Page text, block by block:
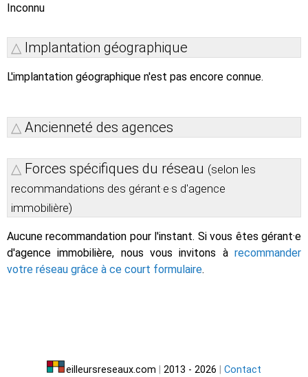
Inconnu
Implantation géographique
L'implantation géographique n'est pas encore connue.
Ancienneté des agences
Forces spécifiques du réseau (selon les
recommandations des gérant·e·s d'agence
immobilière)
Aucune recommandation pour l'instant. Si vous êtes gérant·e
d'agence immobilière, nous vous invitons à recommander
votre réseau grâce à ce court formulaire.
eilleursreseaux.com 2013 - 2026 Contact